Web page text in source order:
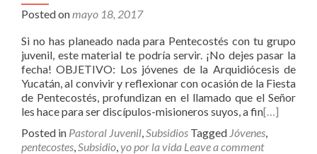
Posted onmayo 18, 2017
Si no has planeado nada para Pentecostés con tu grupo
juvenil, este material te podría servir. ¡No dejes pasar la
fecha! OBJETIVO: Los jóvenes de la Arquidiócesis de
Yucatán, al convivir y reflexionar con ocasión de la Fiesta
de Pentecostés, profundizan en el llamado que el Señor
les hace para ser discípulos-misioneros suyos, a fin[…]
Posted in Pastoral Juvenil,Subsidios Tagged Jóvenes,
pentecostes,Subsidio,yo por la vida Leave a comment